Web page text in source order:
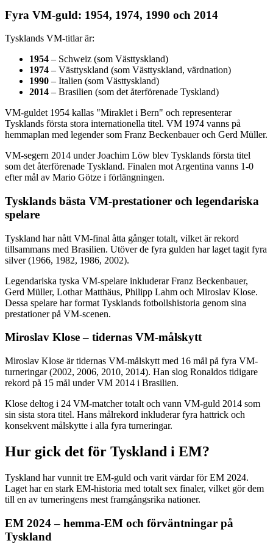
Fyra VM-guld: 1954, 1974, 1990 och 2014
Tysklands VM-titlar är:
1954 – Schweiz (som Västtyskland)
1974 – Västtyskland (som Västtyskland, värdnation)
1990 – Italien (som Västtyskland)
2014 – Brasilien (som det återförenade Tyskland)
VM-guldet 1954 kallas "Miraklet i Bern" och representerar
Tysklands första stora internationella titel. VM 1974 vanns på
hemmaplan med legender som Franz Beckenbauer och Gerd Müller.
VM-segern 2014 under Joachim Löw blev Tysklands första titel
som det återförenade Tyskland. Finalen mot Argentina vanns 1-0
efter mål av Mario Götze i förlängningen.
Tysklands bästa VM-prestationer och legendariska
spelare
Tyskland har nått VM-final åtta gånger totalt, vilket är rekord
tillsammans med Brasilien. Utöver de fyra gulden har laget tagit fyra
silver (1966, 1982, 1986, 2002).
Legendariska tyska VM-spelare inkluderar Franz Beckenbauer,
Gerd Müller, Lothar Matthäus, Philipp Lahm och Miroslav Klose.
Dessa spelare har format Tysklands fotbollshistoria genom sina
prestationer på VM-scenen.
Miroslav Klose – tidernas VM-målskytt
Miroslav Klose är tidernas VM-målskytt med 16 mål på fyra VM-
turneringar (2002, 2006, 2010, 2014). Han slog Ronaldos tidigare
rekord på 15 mål under VM 2014 i Brasilien.
Klose deltog i 24 VM-matcher totalt och vann VM-guld 2014 som
sin sista stora titel. Hans målrekord inkluderar fyra hattrick och
konsekvent målskytte i alla fyra turneringar.
Hur gick det för Tyskland i EM?
Tyskland har vunnit tre EM-guld och varit värdar för EM 2024.
Laget har en stark EM-historia med totalt sex finaler, vilket gör dem
till en av turneringens mest framgångsrika nationer.
EM 2024 – hemma-EM och förväntningar på
Tyskland